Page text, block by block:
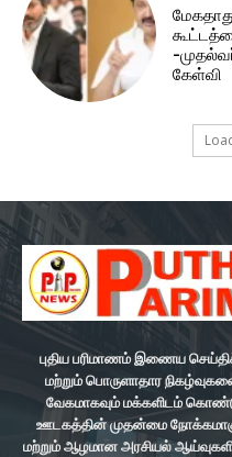
-
கேள்வி
புதிய பரிமாணம் இணைய
மற்றும் பொருளாதார
வேகமாகவும் மக்களிடம் கொண்டு
ஊடகத்தின் முதன்மை
மற்றும் ஆழமான அரசியல்